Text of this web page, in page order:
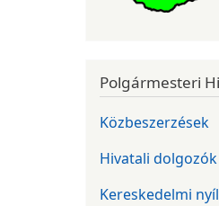
Polgármesteri
Közbeszerzések
Hivatali dolgozók
Kereskedelmi